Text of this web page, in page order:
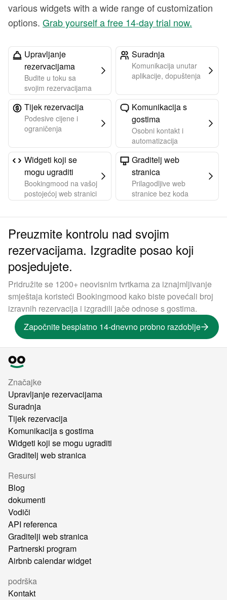
various widgets with a wide range of customization
options. Grab yourself a free 14-day trial now.
Upravljanje
rezervacijama
Budite u toku sa
svojim rezervacijama
Suradnja
Komunikacija unutar
aplikacije, dopuštenja
Tijek rezervacija
Podesive cijene i
ograničenja
Komunikacija s
gostima
Osobni kontakt i
automatizacija
Widgeti koji se
mogu ugraditi
Bookingmood na vašoj
postojećoj web stranici
Graditelj web
stranica
Prilagodljive web
stranice bez koda
Preuzmite kontrolu nad svojim
rezervacijama. Izgradite posao koji
posjedujete.
Pridružite se 1200+ neovisnim tvrtkama za iznajmljivanje
smještaja koristeći Bookingmood kako biste povećali broj
izravnih rezervacija i izgradili jače odnose s gostima.
Započnite besplatno 14-dnevno probno razdoblje
Značajke
Upravljanje rezervacijama
Suradnja
Tijek rezervacija
Komunikacija s gostima
Widgeti koji se mogu ugraditi
Graditelj web stranica
Resursi
Blog
dokumenti
Vodiči
API referenca
Graditelji web stranica
Partnerski program
Airbnb calendar widget
podrška
Kontakt